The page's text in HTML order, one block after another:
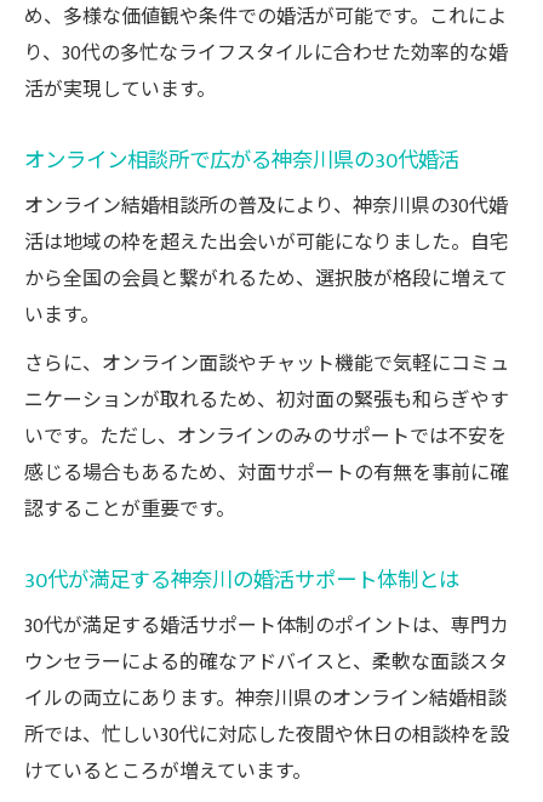
め、多様な価値観や条件での婚活が可能です。これによ
り、30代の多忙なライフスタイルに合わせた効率的な婚
活が実現しています。
オンライン相談所で広がる神奈川県の30代婚活
オンライン結婚相談所の普及により、神奈川県の30代婚
活は地域の枠を超えた出会いが可能になりました。自宅
から全国の会員と繋がれるため、選択肢が格段に増えて
います。
さらに、オンライン面談やチャット機能で気軽にコミュ
ニケーションが取れるため、初対面の緊張も和らぎやす
いです。ただし、オンラインのみのサポートでは不安を
感じる場合もあるため、対面サポートの有無を事前に確
認することが重要です。
30代が満足する神奈川の婚活サポート体制とは
30代が満足する婚活サポート体制のポイントは、専門カ
ウンセラーによる的確なアドバイスと、柔軟な面談スタ
イルの両立にあります。神奈川県のオンライン結婚相談
所では、忙しい30代に対応した夜間や休日の相談枠を設
けているところが増えています。